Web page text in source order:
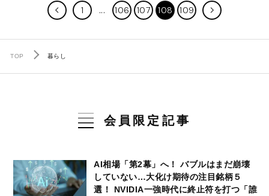
1 106 107 108 109
TOP 暮らし
会員限定記事
AI相場「第2幕」へ！ バブルはまだ崩壊
していない…大化け期待の注目銘柄５
選！ NVIDIA一強時代に終止符を打つ「誰